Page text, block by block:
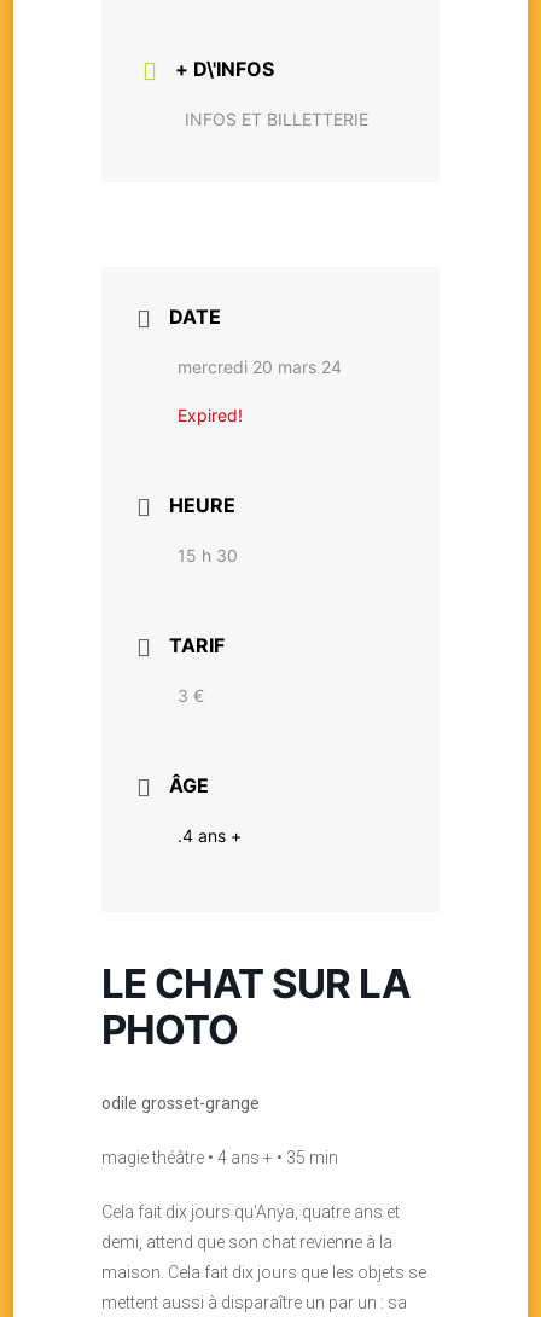
+ D\'INFOS
INFOS ET BILLETTERIE
DATE
mercredi 20 mars 24
Expired!
HEURE
15 h 30
TARIF
3 €
ÂGE
.4 ans +
LE CHAT SUR LA
PHOTO
odile grosset-grange
magie théâtre • 4 ans + • 35 min
Cela fait dix jours qu’Anya, quatre ans et
demi, attend que son chat revienne à la
maison. Cela fait dix jours que les objets se
mettent aussi à disparaître un par un : sa